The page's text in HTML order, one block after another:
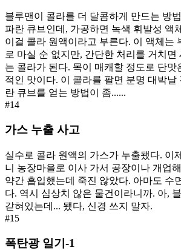
블루맨이 콜라를 더 달콤하게 만드는 방
파란 큐브인데, 가공하면 녹색 휘발성 액
이걸 콜라 원액이라고 부른다. 이 액체는
로 마실 순 없지만, 간단한 처리를 거치면
는 콜라가 된다. 목이 매캐할 정도로 단맛
적인 맛이다. 이 콜라를 팔면 분명 대박날
란 큐브를 얻는 방법이 좀......
#14
가스 누출 사고
실수로 콜라 원액의 가스가 누출됐다. 이
니 농장마을로 이사 가서 공장이나 개업
약간 흡입했는데 죽진 않았다. 아마도 수
다. 역시 심상치 않은 물건이라니까. 아,
갇혀있는데... 됐다, 신경 쓰지 말자.
#15
폭탄광 일기-1